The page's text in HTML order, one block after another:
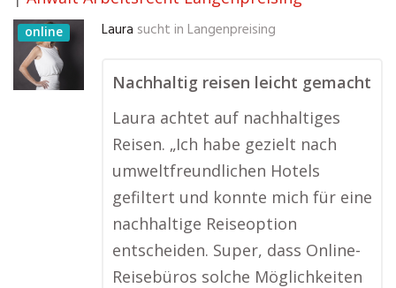
online Laura sucht in Langenpreising
Nachhaltig reisen leicht gemacht
Laura achtet auf nachhaltiges
Reisen. „Ich habe gezielt nach
umweltfreundlichen Hotels
gefiltert und konnte mich für eine
nachhaltige Reiseoption
entscheiden. Super, dass Online-
Reisebüros solche Möglichkeiten